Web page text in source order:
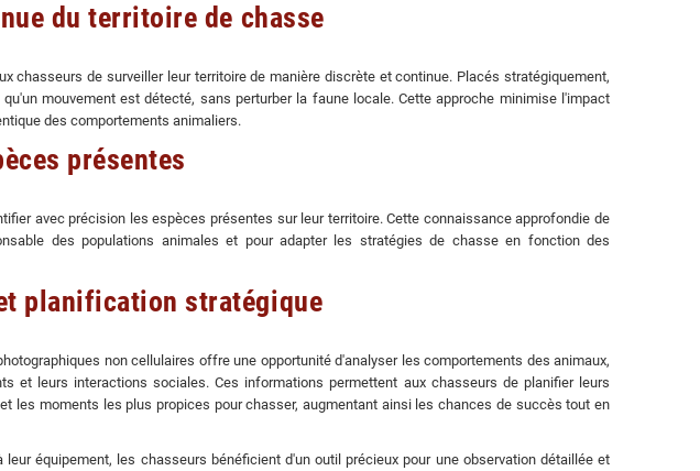
du territoire de chasse
chasseurs de surveiller leur territoire de manière discrète et continue. Placés stratégiquement,
mouvement est détecté, sans perturber la faune locale. Cette approche minimise l'impact
des comportements animaliers.
présentes
avec précision les espèces présentes sur leur territoire. Cette connaissance approfondie de
des populations animales et pour adapter les stratégies de chasse en fonction des
planification stratégique
non cellulaires offre une opportunité d'analyser les comportements des animaux,
et leurs interactions sociales. Ces informations permettent aux chasseurs de planifier leurs
les moments les plus propices pour chasser, augmentant ainsi les chances de succès tout en
équipement, les chasseurs bénéficient d'un outil précieux pour une observation détaillée et